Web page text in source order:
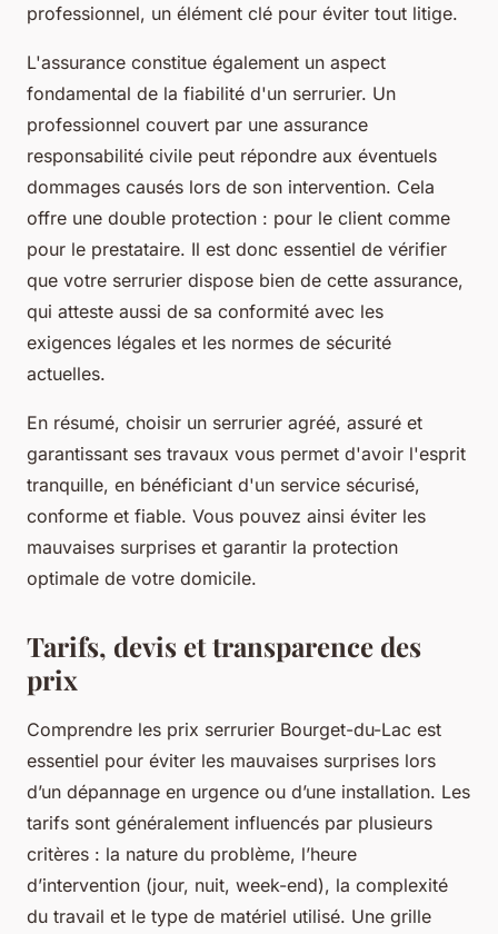
professionnel, un élément clé pour éviter tout litige.
L'assurance constitue également un aspect
fondamental de la fiabilité d'un serrurier. Un
professionnel couvert par une assurance
responsabilité civile peut répondre aux éventuels
dommages causés lors de son intervention. Cela
offre une double protection : pour le client comme
pour le prestataire. Il est donc essentiel de vérifier
que votre serrurier dispose bien de cette assurance,
qui atteste aussi de sa conformité avec les
exigences légales et les normes de sécurité
actuelles.
En résumé, choisir un serrurier agréé, assuré et
garantissant ses travaux vous permet d'avoir l'esprit
tranquille, en bénéficiant d'un service sécurisé,
conforme et fiable. Vous pouvez ainsi éviter les
mauvaises surprises et garantir la protection
optimale de votre domicile.
Tarifs, devis et transparence des
prix
Comprendre les prix serrurier Bourget-du-Lac est
essentiel pour éviter les mauvaises surprises lors
d’un dépannage en urgence ou d’une installation. Les
tarifs sont généralement influencés par plusieurs
critères : la nature du problème, l’heure
d’intervention (jour, nuit, week-end), la complexité
du travail et le type de matériel utilisé. Une grille